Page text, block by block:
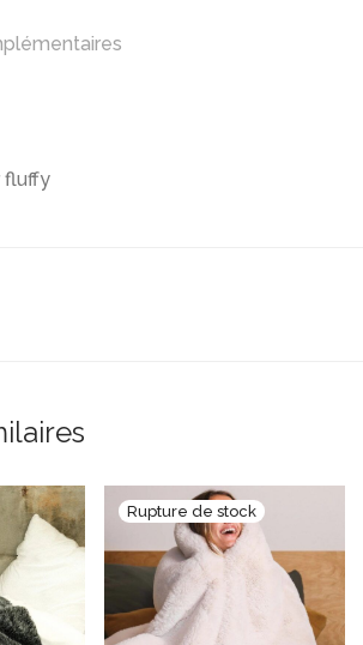
fluffy